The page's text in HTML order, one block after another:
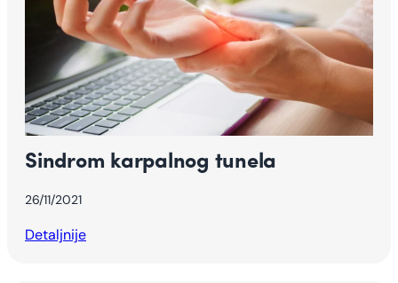
Sindrom karpalnog tunela
26/11/2021
Detaljnije